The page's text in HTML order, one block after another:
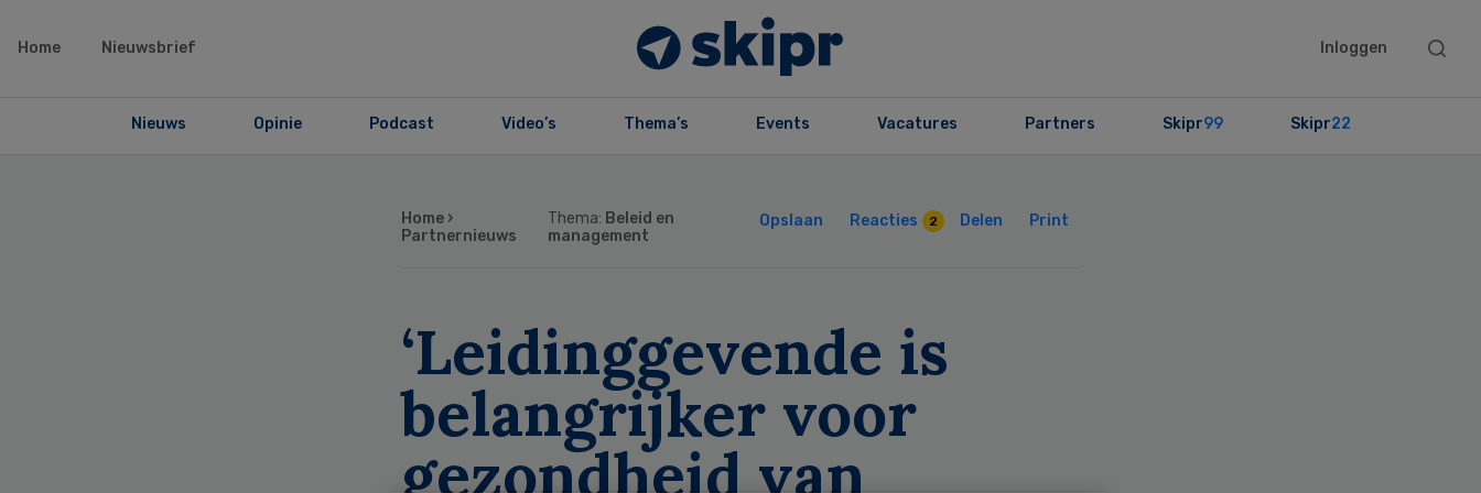
Home Nieuwsbrief Inloggen
Search
Nieuws Opinie Podcast Video’s Thema’s Events Vacatures Partners Skipr99 Skipr22
Home ›
Partnernieuws
Thema: Beleid en
management
Opslaan Reacties 2 Delen Print
‘Leidinggevende is
belangrijker voor
gezondheid van